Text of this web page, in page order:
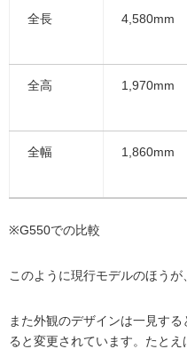
全長 4,580mm
全高 1,970mm
全幅 1,860mm
※G550での比較
このように現行モデルのほうが
また外観のデザインは一見す
ると変更されています。たと